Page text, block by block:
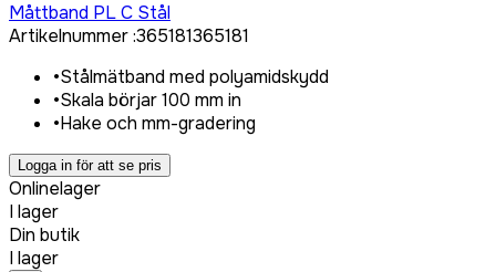
Måttband PL C Stål
Artikelnummer:365181365181
•Stålmätband med polyamidskydd
•Skala börjar 100 mm in
•Hake och mm-gradering
Logga in för att se pris
Onlinelager
I lager
Din butik
I lager